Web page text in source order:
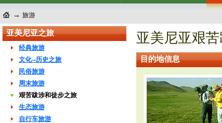
→ 旅游
亚美尼亚之旅
经典旅游
文化--历史之旅
民俗旅游
周末旅游
艰苦跋涉和徒步之旅
生态旅游
自行车旅游
亚美尼亚艰
目的地信息